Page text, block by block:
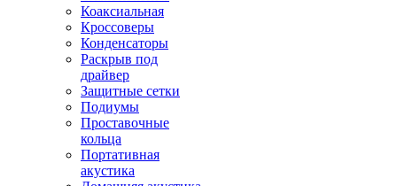
Коаксиальная
Кроссоверы
Конденсаторы
Раскрыв под
драйвер
Защитные сетки
Подиумы
Проставочные
кольца
Портативная
акустика